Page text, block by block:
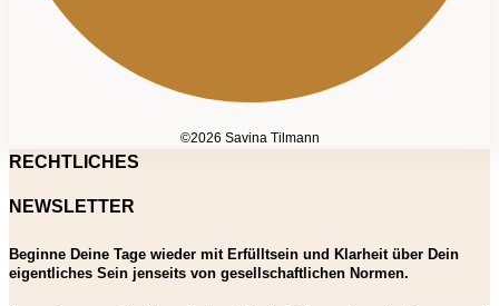
©2026 Savina Tilmann
RECHTLICHES
NEWSLETTER
Beginne Deine Tage wieder mit Erfülltsein und Klarheit über Dein
eigentliches Sein jenseits von gesellschaftlichen Normen.